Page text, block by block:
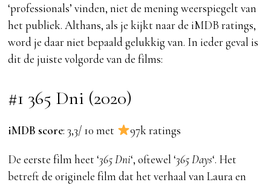
‘professionals’ vinden, niet de mening weerspiegelt van
het publiek. Althans, als je kijkt naar de iMDB ratings,
word je daar niet bepaald gelukkig van. In ieder geval is
dit de juiste volgorde van de films:
#1 365 Dni (2020)
iMDB score: 3,3/ 10 met 97k ratings
De eerste film heet ‘365 Dni‘, oftewel ‘365 Days‘. Het
betreft de originele film dat het verhaal van Laura en